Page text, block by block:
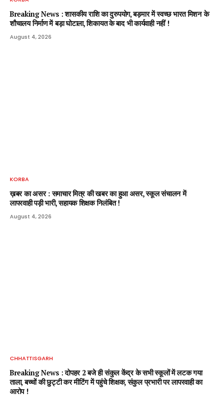
Breaking News : शासकीय राशि का दुरुपयोग, बड़मार में स्वच्छ भारत मिशन के
शौचालय निर्माण में बड़ा घोटाला, शिकायत के बाद भी कार्यवाही नहीं !
August 4, 2026
KORBA
ख़बर का असर : समाचार मित्र की खबर का हुआ असर, स्कूल संचालन में
लापरवाही पड़ी भारी, सहायक शिक्षक निलंबित !
August 4, 2026
CHHATTISGARH
Breaking News : दोपहर 2 बजे ही संकुल केंद्र के सभी स्कूलों में लटक गया
ताला, बच्चों की छुट्टी कर मीटिंग में पहुंचे शिक्षक, संकुल प्रभारी पर लापरवाही का
आरोप !